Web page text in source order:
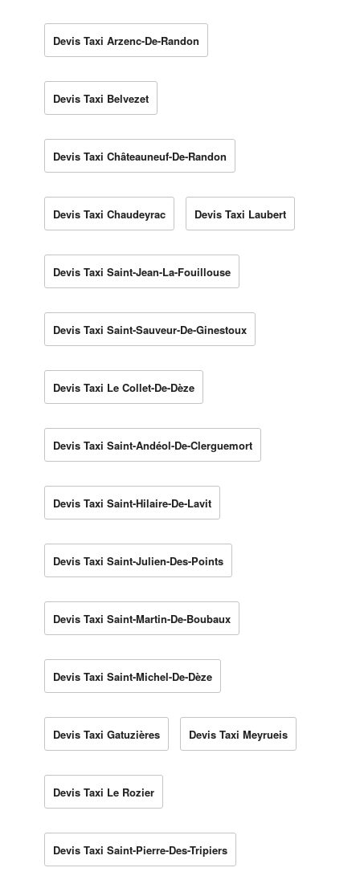
Devis Taxi Arzenc-De-Randon
Devis Taxi Belvezet
Devis Taxi Châteauneuf-De-Randon
Devis Taxi Chaudeyrac Devis Taxi Laubert
Devis Taxi Saint-Jean-La-Fouillouse
Devis Taxi Saint-Sauveur-De-Ginestoux
Devis Taxi Le Collet-De-Dèze
Devis Taxi Saint-Andéol-De-Clerguemort
Devis Taxi Saint-Hilaire-De-Lavit
Devis Taxi Saint-Julien-Des-Points
Devis Taxi Saint-Martin-De-Boubaux
Devis Taxi Saint-Michel-De-Dèze
Devis Taxi Gatuzières Devis Taxi Meyrueis
Devis Taxi Le Rozier
Devis Taxi Saint-Pierre-Des-Tripiers